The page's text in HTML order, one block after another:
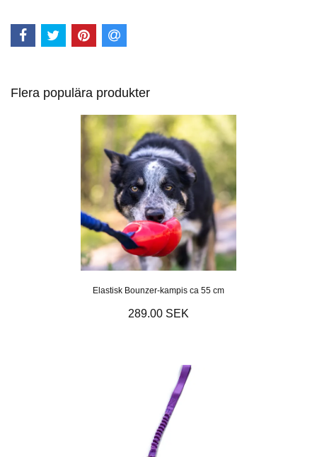
Flera populära produkter
Elastisk Bounzer-kampis ca 55 cm
289.00 SEK